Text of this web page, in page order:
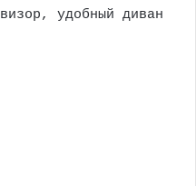
удобный диван